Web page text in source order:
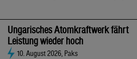
Ungarisches Atomkraftwerk fährt
Leistung wieder hoch
10. August 2026, Paks